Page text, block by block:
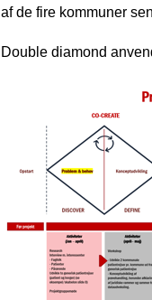
af de fire kommuner
Double diamond